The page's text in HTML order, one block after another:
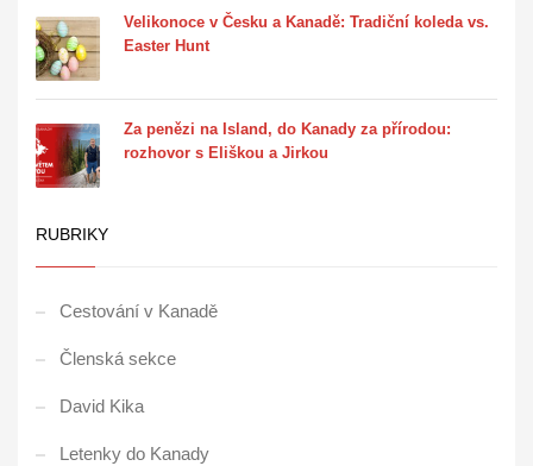
Velikonoce v Česku a Kanadě: Tradiční koleda vs.
Easter Hunt
Za penězi na Island, do Kanady za přírodou:
rozhovor s Eliškou a Jirkou
RUBRIKY
Cestování v Kanadě
Členská sekce
David Kika
Letenky do Kanady